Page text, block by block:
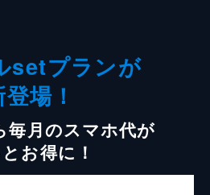
setプランが
場！
毎月のスマホ代が
お得に！